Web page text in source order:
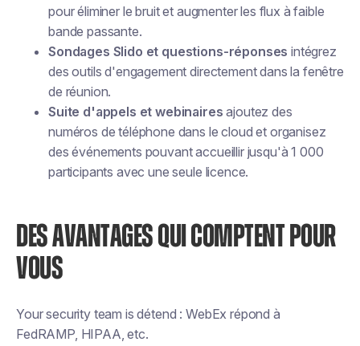
pour éliminer le bruit et augmenter les flux à faible
bande passante.
Sondages Slido et questions-réponses intégrez
des outils d'engagement directement dans la fenêtre
de réunion.
Suite d'appels et webinaires ajoutez des
numéros de téléphone dans le cloud et organisez
des événements pouvant accueillir jusqu'à 1 000
participants avec une seule licence.
DES AVANTAGES QUI COMPTENT POUR
VOUS
Your security team is détend : WebEx répond à
FedRAMP, HIPAA, etc.